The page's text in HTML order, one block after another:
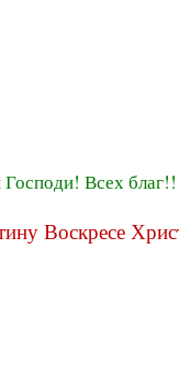
Господи! Всех
Воскресе